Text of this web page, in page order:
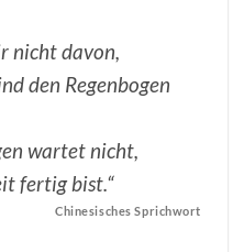
nicht davon,
den Regenbogen
wartet nicht,
fertig bist.“
Chinesisches Sprichwort